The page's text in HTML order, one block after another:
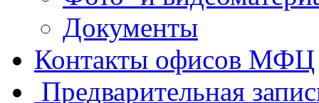
Документы
Контакты офисов МФЦ
Предварительная